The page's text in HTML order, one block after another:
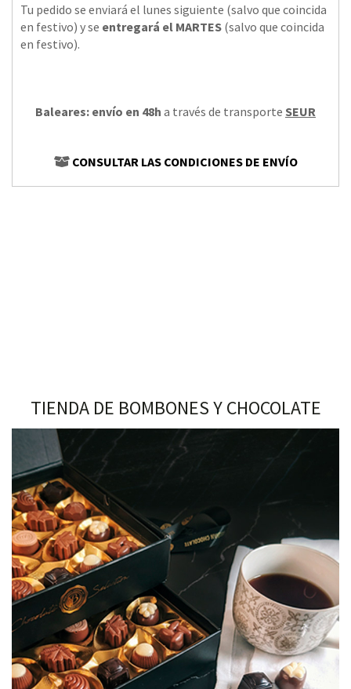
Tu pedido se enviará el lunes siguiente (salvo que coincida
en festivo) y se entregará el MARTES (salvo que coincida
en festivo).
Baleares: envío en 48h a través de transporte SEUR
CONSULTAR LAS CONDICIONES DE ENVÍO
TIENDA DE BOMBONES Y CHOCOLATE